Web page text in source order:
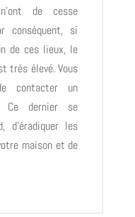
de cesse
conséquent, si
de ces lieux, le
très élevé. Vous
contacter un
Ce dernier se
d’éradiquer les
maison et de